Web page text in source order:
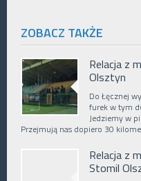
ZOBACZ TAKŻE
Relacja z
Olsztyn
Do Łęcznej
furek w tym
Jedziemy w
Przejmują nas dopiero 30
Relacja z
Stomil